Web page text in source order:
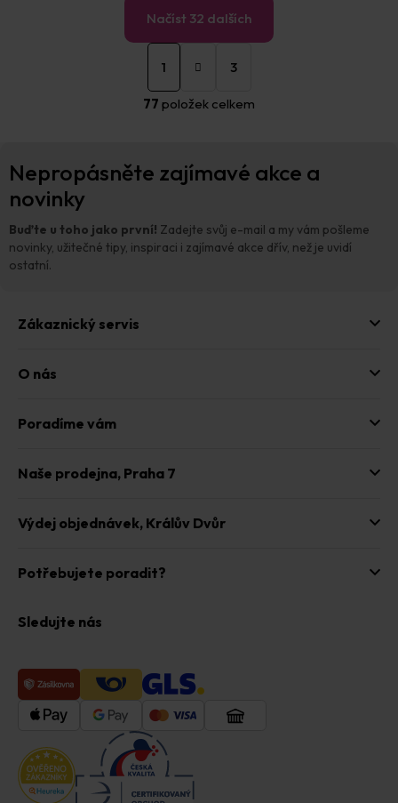
O
á
í
v
k
Načíst 32 dalších
S
t
n
á
n
1 3
77 položek celkem
Nepropásněte zajímavé akce a
novinky
Buďte u toho jako první! Zadejte svůj e-mail a my vám pošleme
novinky, užitečné tipy, inspiraci i zajímavé akce dřív, než je uvidí
ostatní.
Zákaznický servis
O nás
Poradíme vám
Naše prodejna, Praha 7
Výdej objednávek, Králův Dvůr
Potřebujete poradit?
Sledujte nás